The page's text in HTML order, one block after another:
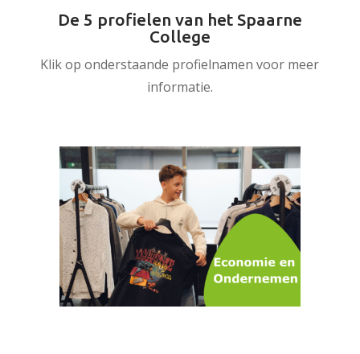
De 5 profielen van het Spaarne
College
Klik op onderstaande profielnamen voor meer
informatie.